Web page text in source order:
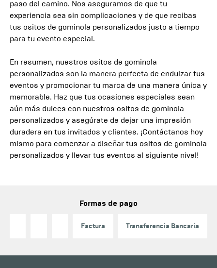
paso del camino. Nos aseguramos de que tu
experiencia sea sin complicaciones y de que recibas
tus ositos de gominola personalizados justo a tiempo
para tu evento especial.
En resumen, nuestros ositos de gominola
personalizados son la manera perfecta de endulzar tus
eventos y promocionar tu marca de una manera única y
memorable. Haz que tus ocasiones especiales sean
aún más dulces con nuestros ositos de gominola
personalizados y asegúrate de dejar una impresión
duradera en tus invitados y clientes. ¡Contáctanos hoy
mismo para comenzar a diseñar tus ositos de gominola
personalizados y llevar tus eventos al siguiente nivel!
Formas de pago
Factura Transferencia Bancaria